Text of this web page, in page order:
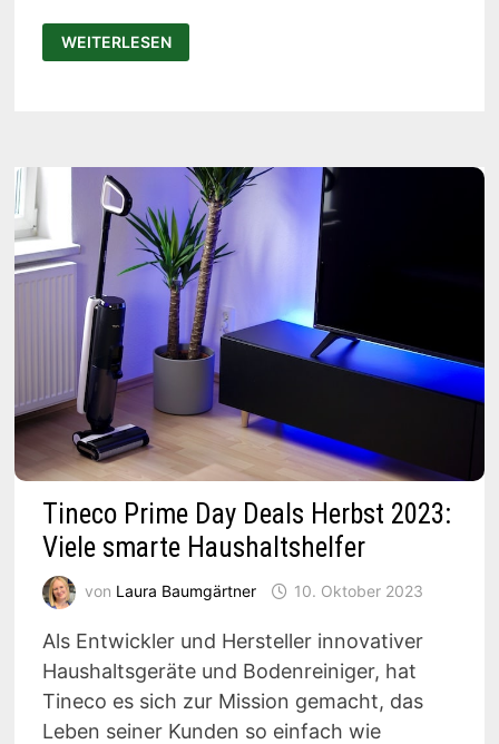
ALLPOWERS
R1500
TEST:
AB
(INKL.
SF200
PANELS)
WEITERLESEN
Tineco Prime Day Deals Herbst 2023:
Viele smarte Haushaltshelfer
von Laura Baumgärtner 10. Oktober 2023
Als Entwickler und Hersteller innovativer
Haushaltsgeräte und Bodenreiniger, hat
Tineco es sich zur Mission gemacht, das
Leben seiner Kunden so einfach wie